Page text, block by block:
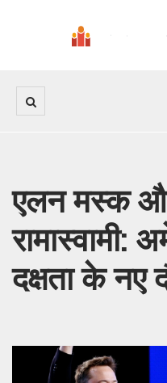
एलन मस्क
रामास्वामी:
दक्षता के